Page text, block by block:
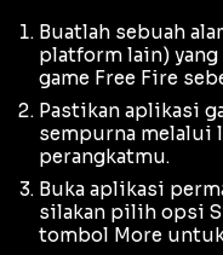
Buatlah sebuah
platform lain)
game Free Fire
Pastikan aplikasi
sempurna melalui
perangkatmu.
Buka aplikasi
silakan pilih opsi
tombol More